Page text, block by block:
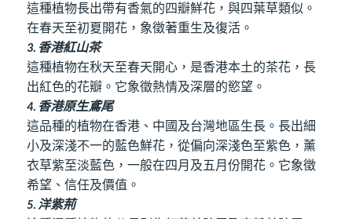
這種植物長出帶有香氣的四瓣鮮花，與四葉草類似。
在春天至初夏開花，象徵著重生及復活。
3. 香港紅山茶
這種植物在秋天至春天開心，是香港本土的茶花，長
出紅色的花瓣。它象徵熱情及深層的慾望。
4. 香港原生鳶尾
這品種的植物在香港、中國及台灣地區生長。長出細
小及深淺不一的藍色鮮花，從偏向深淺色至紫色，薰
衣草紫至淡藍色，一般在四月及五月份開花。它象徵
希望、信任及價值。
5. 洋紫荊